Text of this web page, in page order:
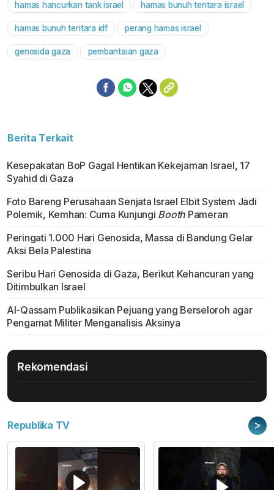
hamas hancurkan tank israel hamas bunuh tentara israel
hamas bunuh tentara idf perang hamas israel
genosida gaza pembantaian gaza
Berita Terkait
Kesepakatan BoP Gagal Hentikan Kekejaman Israel, 17
Syahid di Gaza
Foto Bareng Perusahaan Senjata Israel Elbit System Jadi
Polemik, Kemhan: Cuma Kunjungi Booth Pameran
Peringati 1.000 Hari Genosida, Massa di Bandung Gelar
Aksi Bela Palestina
Seribu Hari Genosida di Gaza, Berikut Kehancuran yang
Ditimbulkan Israel
Al-Qassam Publikasikan Pejuang yang Berseloroh agar
Pengamat Militer Menganalisis Aksinya
Rekomendasi
Republika TV >